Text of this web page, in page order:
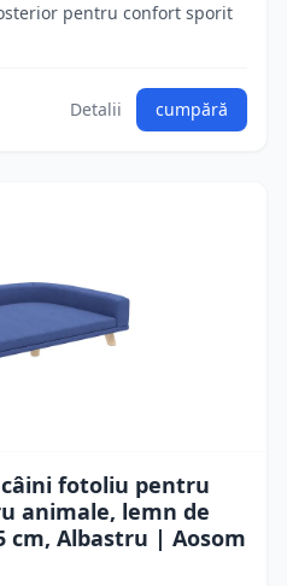
pentru confort sporit
Detalii cumpără
fotoliu pentru
animale, lemn de
cm, Albastru | Aosom